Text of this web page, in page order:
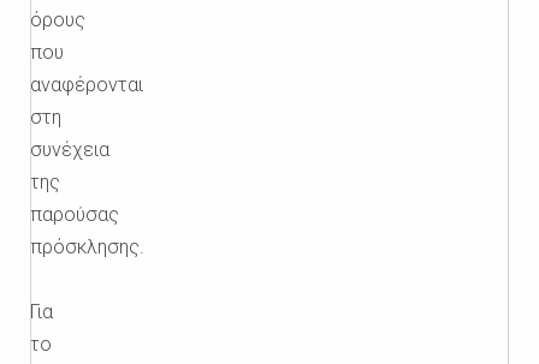
όρους
που
αναφέρονται
στη
συνέχεια
της
παρούσας
πρόσκλησης.
Για
το